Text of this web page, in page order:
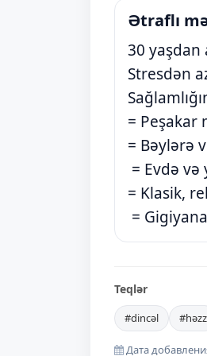
Ətraflı
30 yaşdan
Stresdən
= Peşakar
= Bəylərə
= Evdə
= Klasik,
=
Teqlər
#dincəl #həzz
Дата